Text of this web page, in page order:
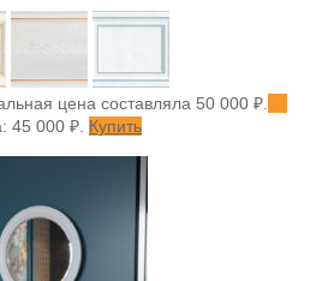
цена составляла 50 000 ₽.
45 000 ₽. Купить